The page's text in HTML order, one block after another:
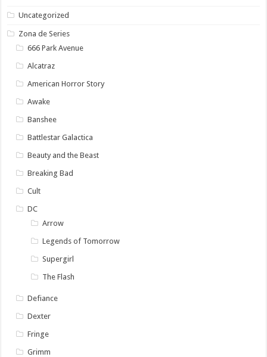
Uncategorized
Zona de Series
666 Park Avenue
Alcatraz
American Horror Story
Awake
Banshee
Battlestar Galactica
Beauty and the Beast
Breaking Bad
Cult
DC
Arrow
Legends of Tomorrow
Supergirl
The Flash
Defiance
Dexter
Fringe
Grimm